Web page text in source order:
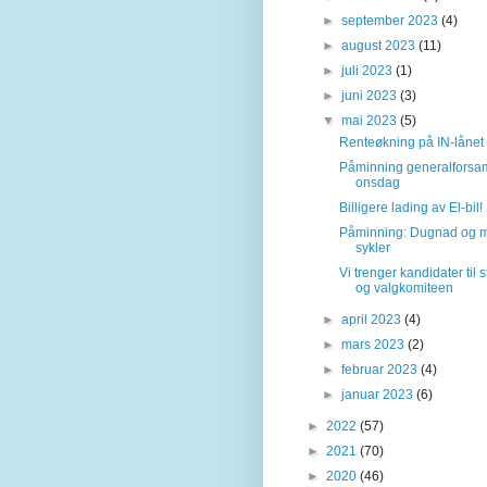
►september 2023(4)
►august 2023(11)
►juli 2023(1)
►juni 2023(3)
▼mai 2023(5)
Renteøkning på IN-lånet
Påminning
onsdag
Billigere lading av El-bil!
Påminning: Dugnad og
sykler
Vi trenger kandidater til
og valgkomiteen
►april 2023(4)
►mars 2023(2)
►februar 2023(4)
►januar 2023(6)
► 2022 (57)
► 2021 (70)
► 2020 (46)